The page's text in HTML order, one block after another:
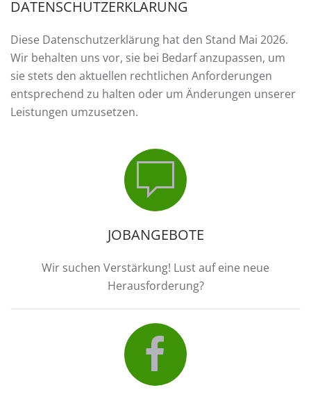
DATENSCHUTZERKLÄRUNG
Diese Datenschutzerklärung hat den Stand Mai 2026.
Wir behalten uns vor, sie bei Bedarf anzupassen, um
sie stets den aktuellen rechtlichen Anforderungen
entsprechend zu halten oder um Änderungen unserer
Leistungen umzusetzen.
JOBANGEBOTE
Wir suchen Verstärkung! Lust auf eine neue
Herausforderung?